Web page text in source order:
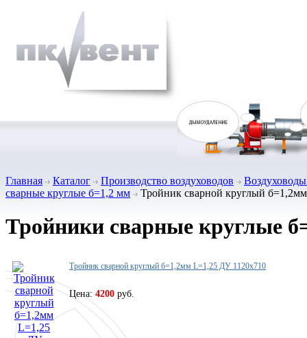
Главная Каталог Производство воздуховодов
сварные круглые б=1,2 мм
Тройник сварной круглый
Тройники сварные круглые
Тройник сварной круглый б=1,2мм L=1,25 ДУ 1120х710
Цена: 4200 руб.